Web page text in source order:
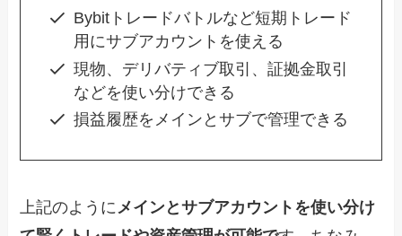
Bybitトレードバトルなど短期トレード
用にサブアカウントを使える
現物、デリバティブ取引、証拠金取引
などを使い分けできる
損益履歴をメインとサブで管理できる
上記のように メインとサブアカウントを使い分け